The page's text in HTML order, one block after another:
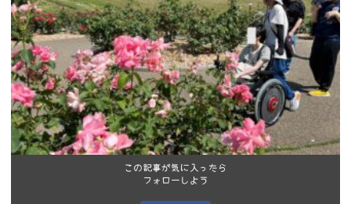
この記事が気に入ったら
フォローしよう